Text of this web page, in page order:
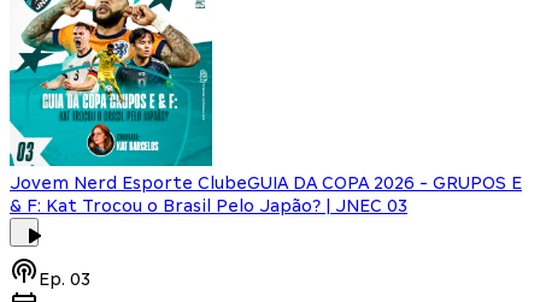
Jovem Nerd Esporte ClubeGUIA DA COPA 2026 - GRUPOS E
& F: Kat Trocou o Brasil Pelo Japão? | JNEC 03
Ep. 03